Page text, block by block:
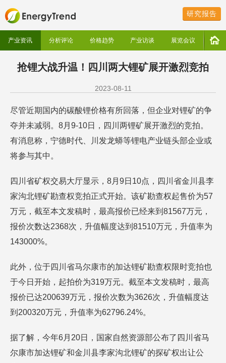
研究报告
产业资讯 分析评论 价格趋势 产业访谈 展览会议
抢锂大战升温！四川两大锂矿展开激烈竞拍
2023-08-11
尽管近期国内的碳酸锂价格有所回落，但企业对锂矿的争
夺并未减弱。8月9-10日，四川两锂矿展开激烈的竞拍。
有消息称，宁德时代、川发龙蟒等锂电产业链头部企业或
将参与其中。
四川省矿权交易大厅显示，8月9日10点，四川省金川县李
家沟北锂矿勘查权竞拍正式开始。该矿勘查权起售价为57
万元，截至本文发稿时，最高报价已经来到81567万元，
报价次数达2368次，升值幅度达到81510万元，升值率为
143000%。
此外，位于四川省马尔康市的加达锂矿勘查权限时竞拍也
于今日开始，起拍价为319万元。截至本文发稿时，最高
报价已达200639万元，报价次数为3626次，升值幅度达
到200320万元，升值率为62796.24%。
据了解，今年6月20日，国家自然资源部公布了四川省马
尔康市加达锂矿和金川县李家沟北锂矿的探矿权出让公